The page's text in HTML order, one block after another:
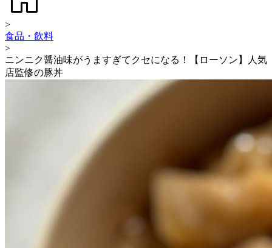
>
食品・飲料
>
ニンニク醤油味がうますぎてクセになる！【ローソン】人気
店監修の豚丼